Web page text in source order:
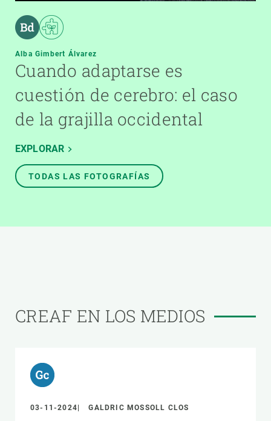
Alba Gimbert Álvarez
Cuando adaptarse es
cuestión de cerebro: el caso
de la grajilla occidental
EXPLORAR
TODAS LAS FOTOGRAFÍAS
CREAF EN LOS MEDIOS
03-11-2024 GALDRIC MOSSOLL CLOS